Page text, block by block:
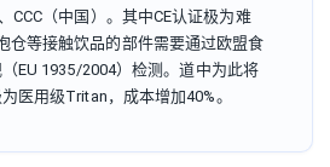
CCC（中国）。其中CE认证极为难
仓等接触饮品的部件需要通过欧盟食
EU 1935/2004）检测。道中为此将
医用级Tritan，成本增加40%。